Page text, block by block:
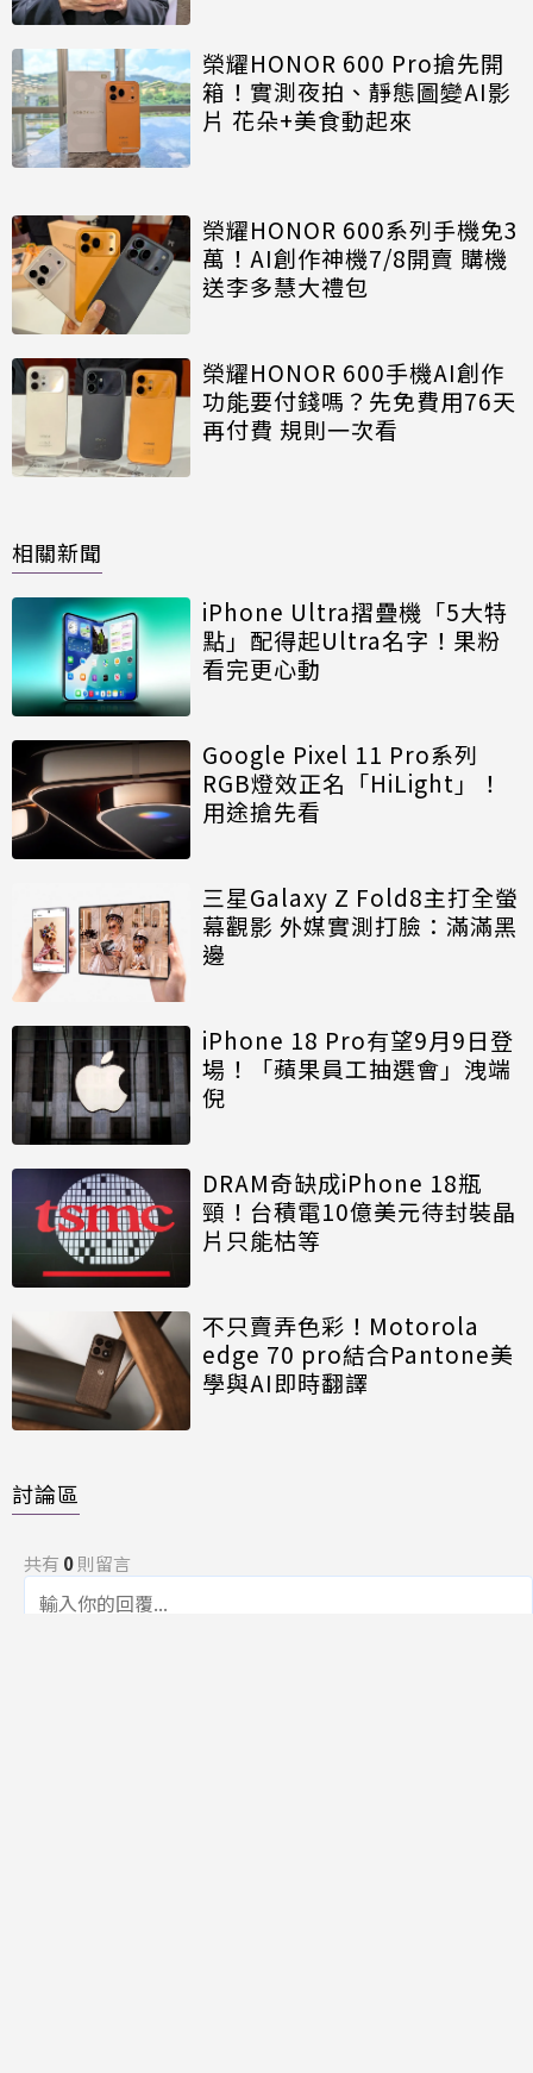
榮耀HONOR 600 Pro搶先開
箱！實測夜拍、靜態圖變AI影
片 花朵+美食動起來
榮耀HONOR 600系列手機免3
萬！AI創作神機7/8開賣 購機
送李多慧大禮包
榮耀HONOR 600手機AI創作
功能要付錢嗎？先免費用76天
再付費 規則一次看
相關新聞
iPhone Ultra摺疊機「5大特
點」配得起Ultra名字！果粉
看完更心動
Google Pixel 11 Pro系列
RGB燈效正名「HiLight」！
用途搶先看
三星Galaxy Z Fold8主打全螢
幕觀影 外媒實測打臉：滿滿黑
邊
iPhone 18 Pro有望9月9日登
場！「蘋果員工抽選會」洩端
倪
DRAM奇缺成iPhone 18瓶
頸！台積電10億美元待封裝晶
片只能枯等
不只賣弄色彩！Motorola
edge 70 pro結合Pantone美
學與AI即時翻譯
討論區
共有 0則留言